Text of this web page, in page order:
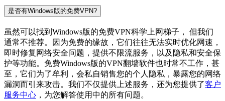
是否有Windows版的免费VPN?
虽然可以找到Windows版的免费VPN科学上网梯子， 但我们
通常不推荐。因为免费的缘故，它们往往无法实时优化网速，
即时修复网络安全问题，提供不限流服务，以及隐私和安全保
护等功能。免费Windows版的VPN翻墙软件也时常不工作，甚
至，它们为了牟利，会私自销售您的个人隐私，暴露您的网络
漏洞而引来攻击。我们不仅提供上述服务，还为您提供了客户
服务中心 ，为您解答使用中的所有问题。